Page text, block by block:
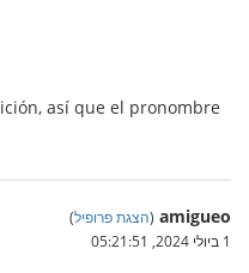
así que el pronombre
amigueo
(הצגת פרופיל)
1 ביולי 2024, 05:21:51